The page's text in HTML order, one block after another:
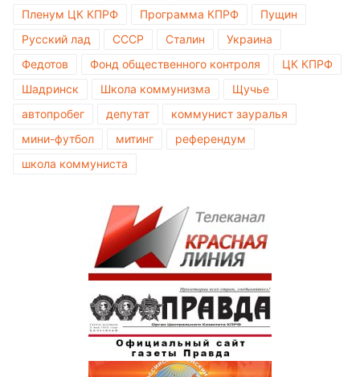
Пленум ЦК КПРФ
Программа КПРФ
Пущин
Русский лад
СССР Сталин
Украина
Федотов
Фонд общественного контроля
ЦК КПРФ
Шадринск
Школа коммунизма
Щучье
автопробег
депутат
коммунист зауралья
мини-футбол
митинг
референдум
школа коммуниста